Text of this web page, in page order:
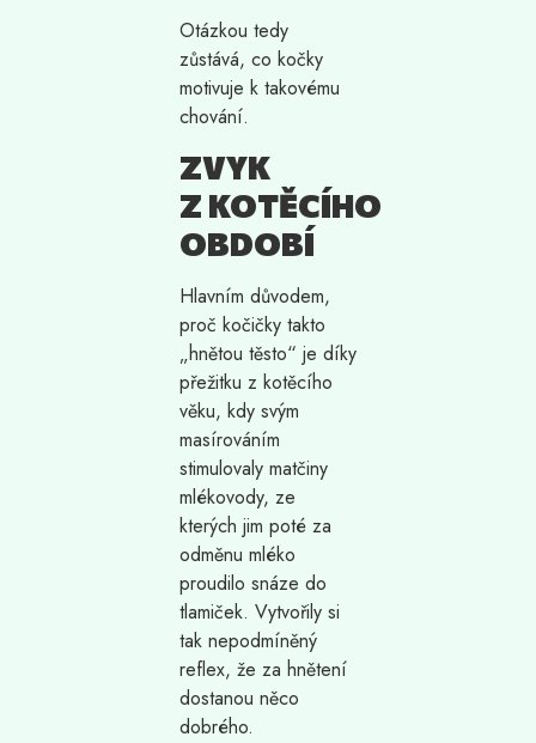
Otázkou tedy
zůstává, co kočky
motivuje k takovému
chování.
ZVYK
Z KOTĚCÍHO
OBDOBÍ
Hlavním důvodem,
proč kočičky takto
„hnětou těsto“ je díky
přežitku z kotěcího
věku, kdy svým
masírováním
stimulovaly matčiny
mlékovody, ze
kterých jim poté za
odměnu mléko
proudilo snáze do
tlamiček. Vytvořily si
tak nepodmíněný
reflex, že za hnětení
dostanou něco
dobrého.